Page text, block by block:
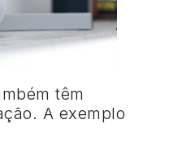
têm
A exemplo